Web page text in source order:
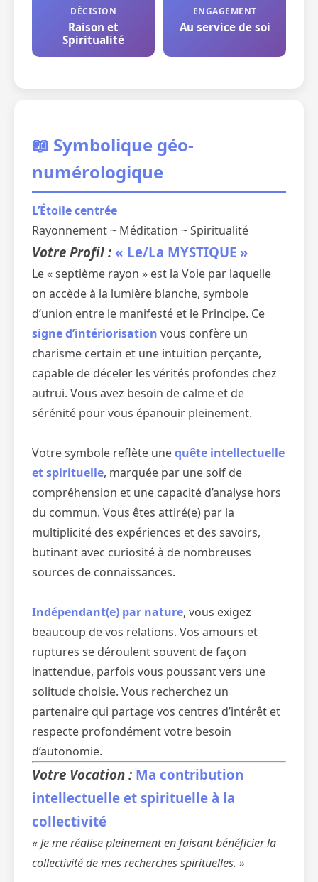
DÉCISION
Raison et
Spiritualité
ENGAGEMENT
Au service de soi
📖 Symbolique géo-
numérologique
L’Étoile centrée
Rayonnement ~ Méditation ~ Spiritualité
Votre Profil : « Le/La MYSTIQUE »
Le « septième rayon » est la Voie par laquelle
on accède à la lumière blanche, symbole
d’union entre le manifesté et le Principe. Ce
signe d’intériorisation vous confère un
charisme certain et une intuition perçante,
capable de déceler les vérités profondes chez
autrui. Vous avez besoin de calme et de
sérénité pour vous épanouir pleinement.
Votre symbole reflète unequête intellectuelle
et spirituelle, marquée par une soif de
compréhension et une capacité d’analyse hors
du commun. Vous êtes attiré(e) par la
multiplicité des expériences et des savoirs,
butinant avec curiosité à de nombreuses
sources de connaissances.
Indépendant(e) par nature, vous exigez
beaucoup de vos relations. Vos amours et
ruptures se déroulent souvent de façon
inattendue, parfois vous poussant vers une
solitude choisie. Vous recherchez un
partenaire qui partage vos centres d’intérêt et
respecte profondément votre besoin
d’autonomie.
Votre Vocation : Ma contribution
intellectuelle et spirituelle à la
collectivité
« Je me réalise pleinement en faisant bénéficier la
collectivité de mes recherches spirituelles. »